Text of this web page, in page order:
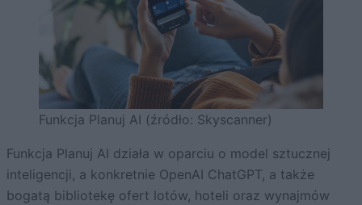
Funkcja Planuj AI (źródło: Skyscanner)
Funkcja Planuj AI działa w oparciu o model sztucznej
inteligencji, a konkretnie OpenAI ChatGPT, a także
bogatą bibliotekę ofert lotów, hoteli oraz wynajmów